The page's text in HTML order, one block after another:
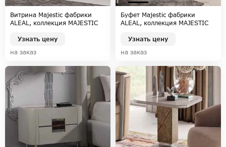
Витрина Majestic фабрики
ALEAL, коллекция MAJESTIC
Узнать цену
на заказ
Буфет Majestic фабрики
ALEAL, коллекция MAJESTIC
Узнать цену
на заказ